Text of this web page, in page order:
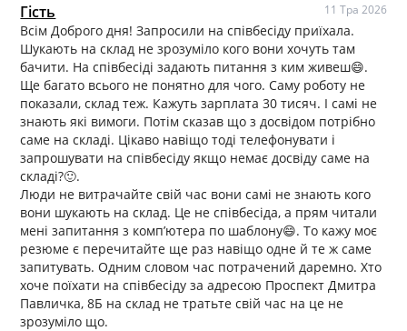
Гість 11 Тра 2026
Всім Доброго дня! Запросили на співбесіду приїхала.
Шукають на склад не зрозуміло кого вони хочуть там
бачити. На співбесіді задають питання з ким живеш😄.
Ще багато всього не понятно для чого. Саму роботу не
показали, склад теж. Кажуть зарплата 30 тисяч. І самі не
знають які вимоги. Потім сказав що з досвідом потрібно
саме на складі. Цікаво навіщо тоді телефонувати і
запрошувати на співбесіду якщо немає досвіду саме на
складі?🙂.
Люди не витрачайте свій час вони самі не знають кого
вони шукають на склад. Це не співбесіда, а прям читали
мені запитання з комп’ютера по шаблону😄. То кажу моє
резюме є перечитайте ще раз навіщо одне й те ж саме
запитувать. Одним словом час потрачений даремно. Хто
хоче поїхати на співбесіду за адресою Проспект Дмитра
Павличка, 8Б на склад не тратьте свій час на це не
зрозуміло що.